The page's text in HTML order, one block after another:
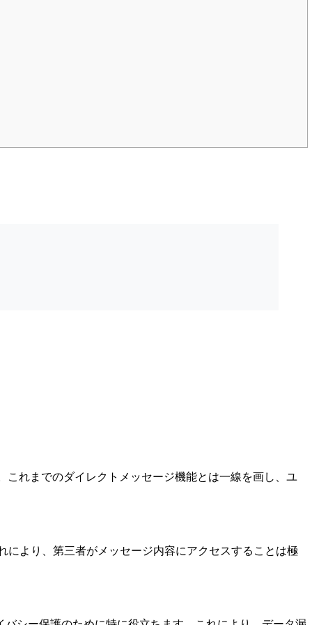
れまでのダイレクトメッセージ機能とは一線を画し、ユ
により、第三者がメッセージ内容にアクセスすることは極